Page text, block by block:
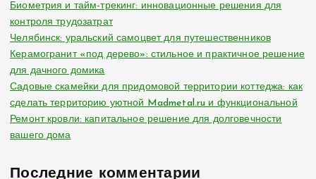
Биометрия и тайм-трекинг: инновационные решения для
контроля трудозатрат
Челябинск: уральский самоцвет для путешественников
Керамогранит «под дерево»: стильное и практичное решение
для дачного домика
Садовые скамейки для придомовой территории коттеджа: как
сделать территорию уютной Madmetal.ru и функциональной
Ремонт кровли: капитальное решение для долговечности
вашего дома
Последние комментарии